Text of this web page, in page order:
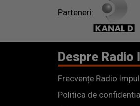
Parteneri:
Despre Radio
Frecvențe Radio
Politica de